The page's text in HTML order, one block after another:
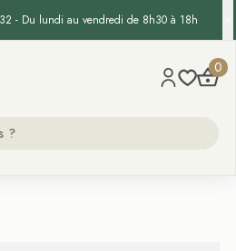
- Du lundi au vendredi de 8h30 à 18h
0